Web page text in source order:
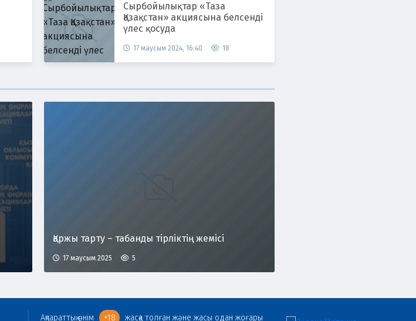
Сырбойылықтар «Таза
Қазақстан» акциясына белсенді
үлес қосуда
17 маусым 2024, 16:40 18
Қаржы тарту – табанды тірліктің жемісі
17 маусым 2025 5
Ақпараттық өнім +18 жасқа толған және жасы одан жоғары